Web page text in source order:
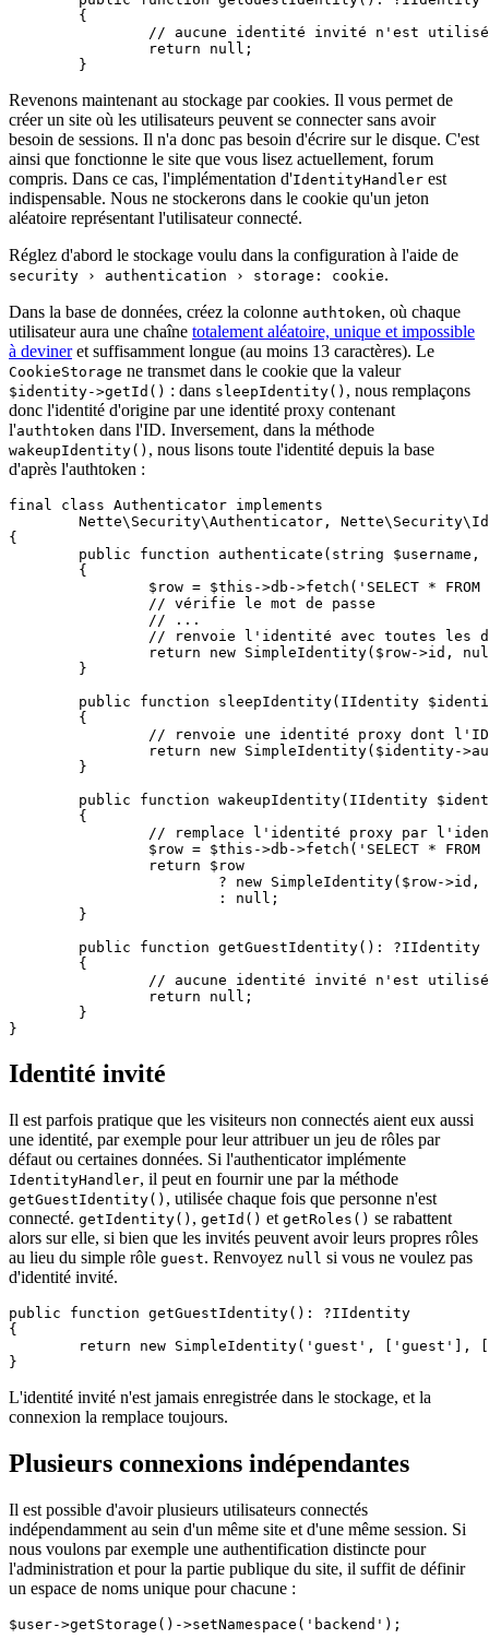
Revenons maintenant au stockage par cookies. Il vous permet de
créer un site où les utilisateurs peuvent se connecter sans avoir
besoin de sessions. Il n'a donc pas besoin d'écrire sur le disque. C'est
ainsi que fonctionne le site que vous lisez actuellement, forum
compris. Dans ce cas, l'implémentation d'IdentityHandler est
indispensable. Nous ne stockerons dans le cookie qu'un jeton
aléatoire représentant l'utilisateur connecté.
Réglez d'abord le stockage voulu dans la configuration à l'aide de
security › authentication › storage: cookie.
Dans la base de données, créez la colonne authtoken, où chaque
utilisateur aura une chaîne totalement aléatoire, unique et impossible
à devineret suffisamment longue (au moins 13 caractères). Le
CookieStorage ne transmet dans le cookie que la valeur
$identity->getId() : dans sleepIdentity() , nous remplaçons
donc l'identité d'origine par une identité proxy contenant
l'authtoken dans l'ID. Inversement, dans la méthode
wakeupIdentity() , nous lisons toute l'identité depuis la base
d'après l'authtoken :
final class Authenticator implements
{
Identité invité
Il est parfois pratique que les visiteurs non connectés aient eux aussi
une identité, par exemple pour leur attribuer un jeu de rôles par
défaut ou certaines données. Si l'authenticator implémente
IdentityHandler, il peut en fournir une par la méthode
getGuestIdentity() , utilisée chaque fois que personne n'est
connecté. getIdentity() , getId() et getRoles() se rabattent
alors sur elle, si bien que les invités peuvent avoir leurs propres rôles
au lieu du simple rôle guest. Renvoyez null si vous ne voulez pas
d'identité invité.
public function getGuestIdentity(): ?IIdentity
{
L'identité invité n'est jamais enregistrée dans le stockage, et la
connexion la remplace toujours.
Plusieurs connexions indépendantes
Il est possible d'avoir plusieurs utilisateurs connectés
indépendamment au sein d'un même site et d'une même session. Si
nous voulons par exemple une authentification distincte pour
l'administration et pour la partie publique du site, il suffit de définir
un espace de noms unique pour chacune :